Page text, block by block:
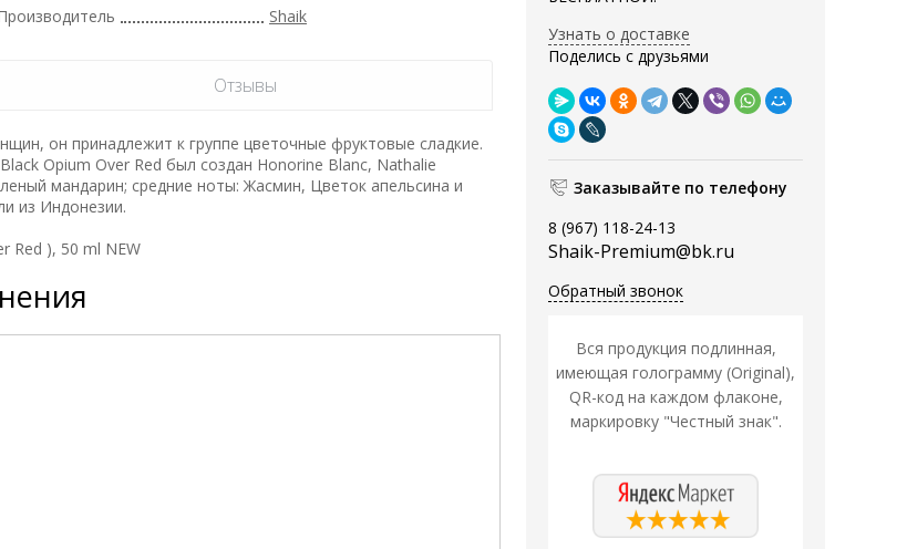
Узнать о доставке
Поделись с друзьями
Заказывайте по телефону
8 (967) 118-24-13
Shaik-Premium@bk.ru
Обратный звонок
Вся продукция подлинная,
имеющая голограмму (Original),
QR-код на каждом флаконе,
маркировку "Честный знак".
Shaik
Отзывы
он принадлежит к группе цветочные фруктовые сладкие.
Opium Over Red был создан Honorine Blanc, Nathalie
мандарин; средние ноты: Жасмин, Цветок апельсина и
из Индонезии.
Red ), 50 ml NEW